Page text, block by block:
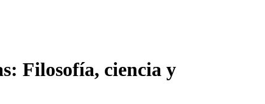
Filosofía, ciencia y